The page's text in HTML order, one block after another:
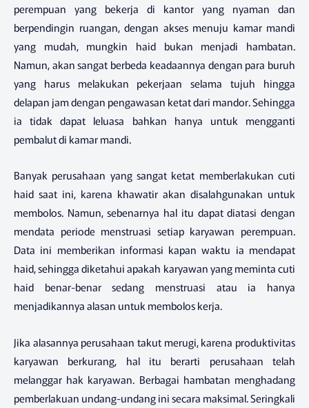
perempuan yang bekerja di kantor yang nyaman dan
berpendingin ruangan, dengan akses menuju kamar mandi
yang mudah, mungkin haid bukan menjadi hambatan.
Namun, akan sangat berbeda keadaannya dengan para buruh
yang harus melakukan pekerjaan selama tujuh hingga
delapan jam dengan pengawasan ketat dari mandor. Sehingga
ia tidak dapat leluasa bahkan hanya untuk mengganti
pembalut di kamar mandi.
Banyak perusahaan yang sangat ketat memberlakukan cuti
haid saat ini, karena khawatir akan disalahgunakan untuk
membolos. Namun, sebenarnya hal itu dapat diatasi dengan
mendata periode menstruasi setiap karyawan perempuan.
Data ini memberikan informasi kapan waktu ia mendapat
haid, sehingga diketahui apakah karyawan yang meminta cuti
haid benar-benar sedang menstruasi atau ia hanya
menjadikannya alasan untuk membolos kerja.
Jika alasannya perusahaan takut merugi, karena produktivitas
karyawan berkurang, hal itu berarti perusahaan telah
melanggar hak karyawan. Berbagai hambatan menghadang
pemberlakuan undang-undang ini secara maksimal. Seringkali